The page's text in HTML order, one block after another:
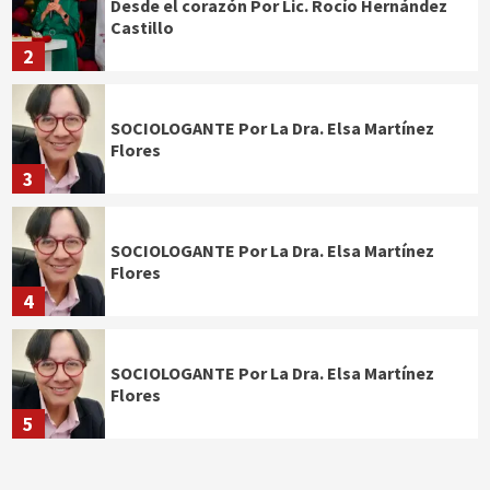
2
Desde el corazón Por Lic. Rocío Hernández
Castillo
3
SOCIOLOGANTE Por La Dra. Elsa Martínez
Flores
4
SOCIOLOGANTE Por La Dra. Elsa Martínez
Flores
5
SOCIOLOGANTE Por La Dra. Elsa Martínez
Flores